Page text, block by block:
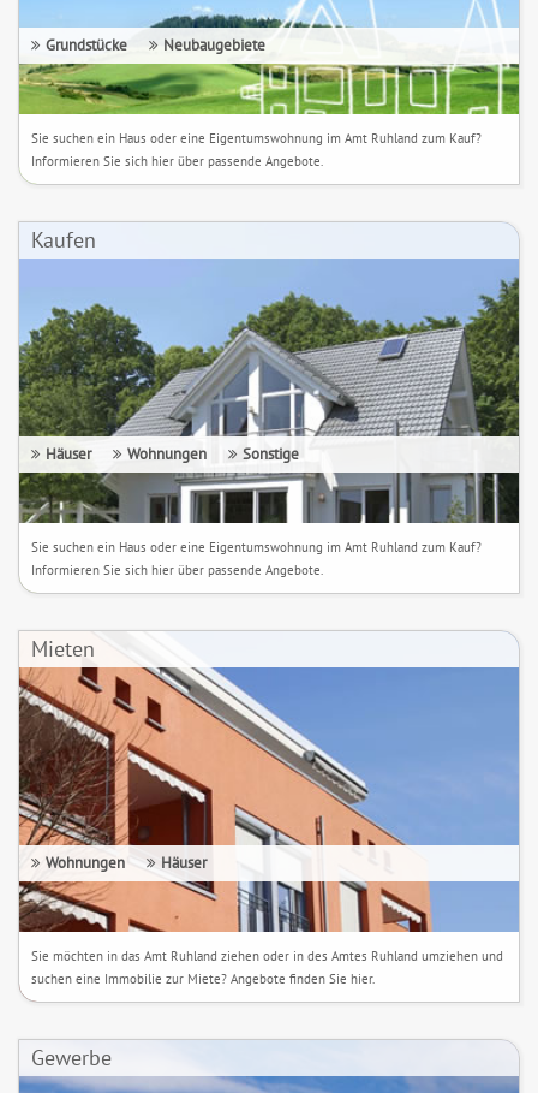
Grundstücke Neubaugebiete
Sie suchen ein Haus oder eine Eigentumswohnung im Amt Ruhland zum Kauf?
Informieren Sie sich hier über passende Angebote.
Kaufen
Häuser Wohnungen Sonstige
Sie suchen ein Haus oder eine Eigentumswohnung im Amt Ruhland zum Kauf?
Informieren Sie sich hier über passende Angebote.
Mieten
Wohnungen Häuser
Sie möchten in das Amt Ruhland ziehen oder in des Amtes Ruhland umziehen und
suchen eine Immobilie zur Miete? Angebote finden Sie hier.
Gewerbe